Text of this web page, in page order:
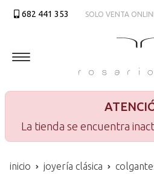
682 441 353
SOLO VENTA
La tienda se encuentra
inicio joyería clásica